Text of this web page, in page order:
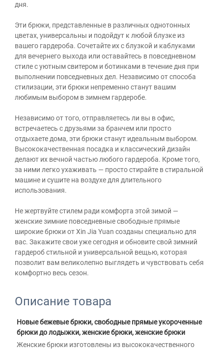
дня.
Эти брюки, представленные в различных однотонных
цветах, универсальны и подойдут к любой блузке из
вашего гардероба. Сочетайте их с блузкой и каблуками
для вечернего выхода или оставайтесь в повседневном
стиле с уютным свитером и ботинками в течение дня при
выполнении повседневных дел. Независимо от способа
стилизации, эти брюки непременно станут вашим
любимым выбором в зимнем гардеробе.
Независимо от того, отправляетесь ли вы в офис,
встречаетесь с друзьями за бранчем или просто
отдыхаете дома, эти брюки станут идеальным выбором.
Высококачественная посадка и классический дизайн
делают их вечной частью любого гардероба. Кроме того,
за ними легко ухаживать — просто стирайте в стиральной
машине и сушите на воздухе для длительного
использования.
Не жертвуйте стилем ради комфорта этой зимой —
женские зимние повседневные свободные прямые
широкие брюки от Xin Jia Yuan созданы специально для
вас. Закажите свои уже сегодня и обновите свой зимний
гардероб стильной и универсальной вещью, которая
позволит вам великолепно выглядеть и чувствовать себя
комфортно весь сезон.
Описание товара
Новые бежевые брюки, свободные прямые укороченные
брюки до лодыжки, женские брюки, женские брюки
Женские брюки изготовлены из высококачественного